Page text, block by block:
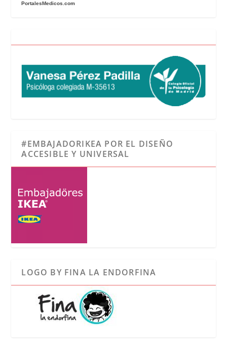
PortalesMedicos.com
#EMBAJADORIKEA POR EL DISEÑO
ACCESIBLE Y UNIVERSAL
LOGO BY FINA LA ENDORFINA